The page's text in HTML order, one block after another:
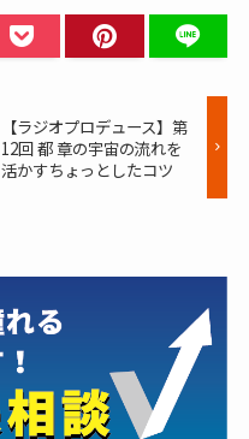
【ラジオプロデュース】第
12回 都 章の宇宙の流れを
活かすちょっとしたコツ